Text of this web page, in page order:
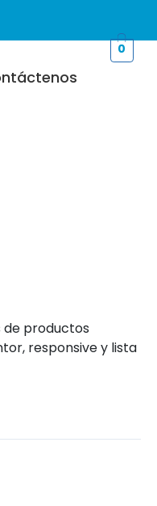
0
productos
responsive y lista